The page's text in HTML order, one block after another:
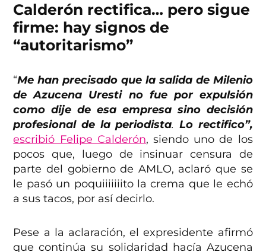
Calderón rectifica… pero sigue
firme: hay signos de
“autoritarismo”
“Me han precisado que la salida de Milenio
de Azucena Uresti no fue por expulsión
como dije de esa empresa sino decisión
profesional de la periodista. Lo rectifico”,
escribió Felipe Calderón, siendo uno de los
pocos que, luego de insinuar censura de
parte del gobierno de AMLO, aclaró que se
le pasó un poquiiiiiiito la crema que le echó
a sus tacos, por así decirlo.
Pese a la aclaración, el expresidente afirmó
que continúa su solidaridad hacía Azucena